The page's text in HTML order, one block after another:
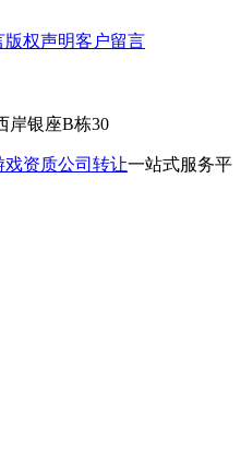
版权声明客户留言
岸银座B栋30
戏资质公司转让一站式服务平